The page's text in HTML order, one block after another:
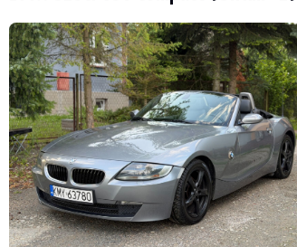
afirma que el vehículo se encuentra en